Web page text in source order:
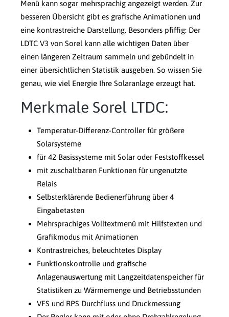
Menü kann sogar mehrsprachig angezeigt werden. Zur
besseren Übersicht gibt es grafische Animationen und
eine kontrastreiche Darstellung. Besonders pfiffig: Der
LDTC V3 von Sorel kann alle wichtigen Daten über
einen längeren Zeitraum sammeln und gebündelt in
einer übersichtlichen Statistik ausgeben. So wissen Sie
genau, wie viel Energie Ihre Solaranlage erzeugt hat.
Merkmale Sorel LTDC:
Temperatur-Differenz-Controller für größere
Solarsysteme
für 42 Basissysteme mit Solar oder Feststoffkessel
mit zuschaltbaren Funktionen für ungenutzte
Relais
Selbsterklärende Bedienerführung über 4
Eingabetasten
Mehrsprachiges Volltextmenü mit Hilfstexten und
Grafikmodus mit Animationen
Kontrastreiches, beleuchtetes Display
Funktionskontrolle und grafische
Anlagenauswertung mit Langzeitdatenspeicher für
Statistiken zu Wärmemenge und Betriebsstunden
VFS und RPS Durchfluss und Druckmessung